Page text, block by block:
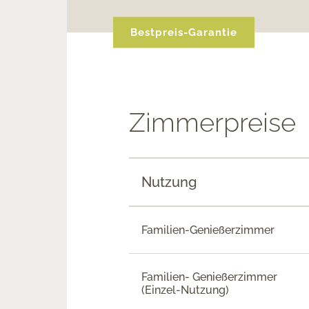
Zimmerpreise
Nutzung
Familien-Genießerzimmer
Familien- Genießerzimmer
(Einzel-Nutzung)